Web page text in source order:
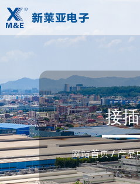
接
网站首页/产品